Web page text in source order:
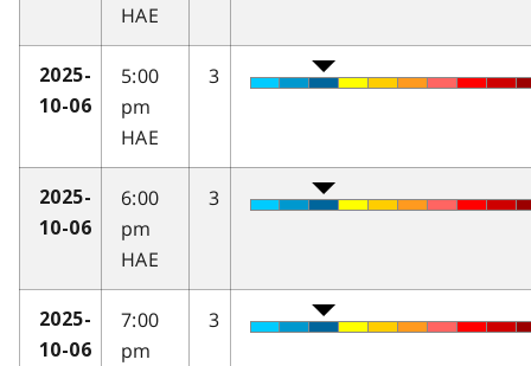
HAE
2025-
10-06
5:00
pm
HAE
3
2025-
10-06
6:00
pm
HAE
3
2025-
10-06
7:00
pm
3